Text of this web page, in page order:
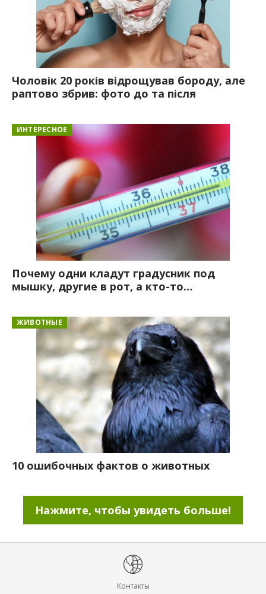
Чоловік 20 років відрощував бороду, але
раптово збрив: фото до та після
ИНТЕРЕСНОЕ
Почему одни кладут градусник под
мышку, другие в рот, а кто-то…
ЖИВОТНЫЕ
10 ошибочных фактов о животных
Нажмите, чтобы увидеть больше!
Контакты